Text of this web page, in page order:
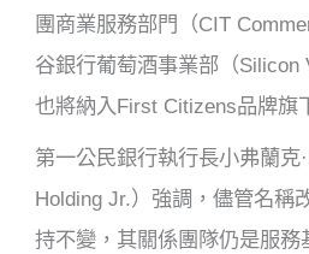
團商業服務部門（CIT
谷銀行葡萄酒事業部（Silicon
也將納入First Citizens品牌旗
第一公民銀行執行長小弗蘭克
Holding Jr.）強調，儘管名稱
持不變，其關係團隊仍是服務